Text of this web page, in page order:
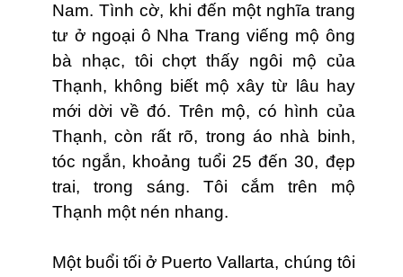
Nam. Tình cờ, khi đến một nghĩa trang
tư ở ngoại ô Nha Trang viếng mộ ông
bà nhạc, tôi chợt thấy ngôi mộ của
Thạnh, không biết mộ xây từ lâu hay
mới dời về đó. Trên mộ, có hình của
Thạnh, còn rất rõ, trong áo nhà binh,
tóc ngắn, khoảng tuổi 25 đến 30, đẹp
trai, trong sáng. Tôi cắm trên mộ
Thạnh một nén nhang.
Một buổi tối ở Puerto Vallarta, chúng tôi